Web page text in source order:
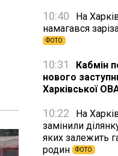
10:40
На
намагався
ФОТО
10:31
Кабмін
нового
Харківської
10:22
На
замінили
яких залежить
родин
ФОТО